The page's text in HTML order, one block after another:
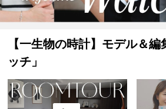
【一生物の時計】モデル＆
ッチ」